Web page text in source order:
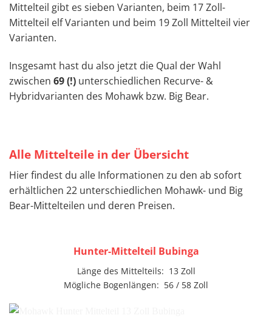
Mittelteil gibt es sieben Varianten, beim 17 Zoll-
Mittelteil elf Varianten und beim 19 Zoll Mittelteil vier
Varianten.
Insgesamt hast du also jetzt die Qual der Wahl
zwischen 69 (!) unterschiedlichen Recurve- &
Hybridvarianten des Mohawk bzw. Big Bear.
Alle Mittelteile in der Übersicht
Hier findest du alle Informationen zu den ab sofort
erhältlichen 22 unterschiedlichen Mohawk- und Big
Bear-Mittelteilen und deren Preisen.
Hunter-Mittelteil Bubinga
Länge des Mittelteils: 13 Zoll
Mögliche Bogenlängen: 56 / 58 Zoll